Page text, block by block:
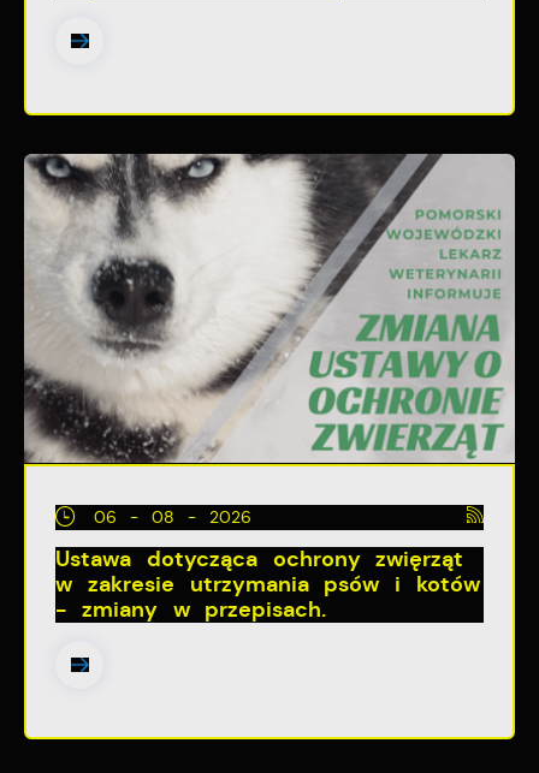
06 - 08 - 2026
Ustawa dotycząca ochrony zwięrząt
w zakresie utrzymania psów i kotów
- zmiany w przepisach.